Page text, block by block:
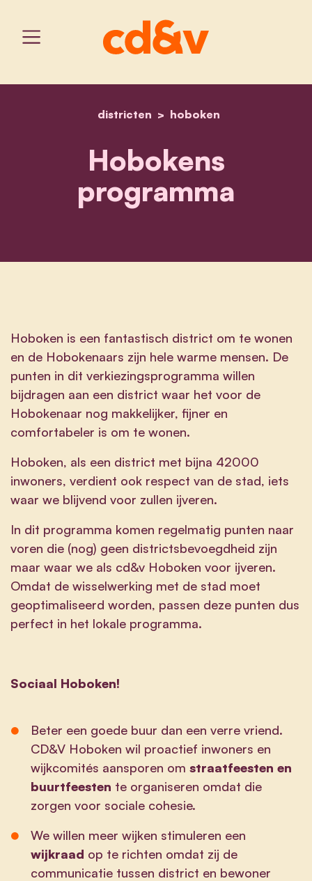
home
districten hoboken
hobokens programma
Hobokens
programma
Hoboken is een fantastisch district om te wonen
en de Hobokenaars zijn hele warme mensen. De
punten in dit verkiezingsprogramma willen
bijdragen aan een district waar het voor de
Hobokenaar nog makkelijker, fijner en
comfortabeler is om te wonen.
Hoboken, als een district met bijna 42000
inwoners, verdient ook respect van de stad, iets
waar we blijvend voor zullen ijveren.
In dit programma komen regelmatig punten naar
voren die (nog) geen districtsbevoegdheid zijn
maar waar we als cd&v Hoboken voor ijveren.
Omdat de wisselwerking met de stad moet
geoptimaliseerd worden, passen deze punten dus
perfect in het lokale programma.
Sociaal Hoboken!
Beter een goede buur dan een verre vriend.
CD&V Hoboken wil proactief inwoners en
wijkcomités aansporen om straatfeesten en
buurtfeesten te organiseren omdat die
zorgen voor sociale cohesie.
We willen meer wijken stimuleren een
wijkraad op te richten omdat zij de
communicatie tussen district en bewoner